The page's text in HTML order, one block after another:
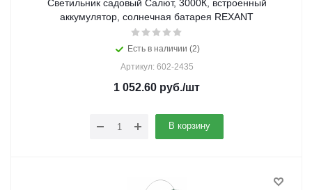
Светильник садовый Салют, 3000К, встроенный
аккумулятор, солнечная батарея REXANT
Есть в наличии (2)
Артикул: 602-2435
1 052.60 руб./шт
В корзину